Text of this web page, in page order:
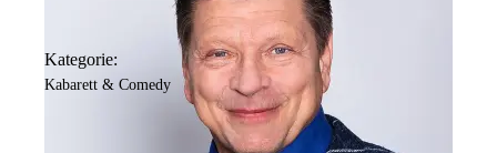
Kategorie:
Kabarett & Comedy